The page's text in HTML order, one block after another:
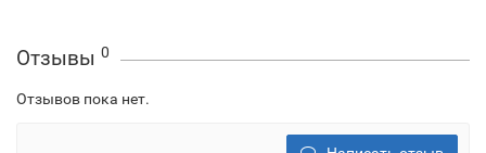
Отзывы 0
Отзывов пока нет.